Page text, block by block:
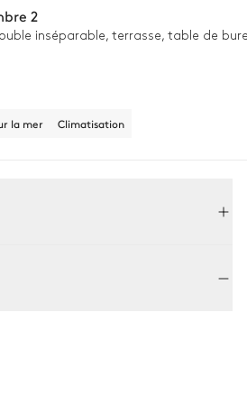
2
inséparable, terrasse, table de
la mer Climatisation